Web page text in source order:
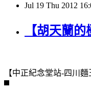
Jul 19 Thu 2012
【胡天蘭
【中正紀念堂站-四